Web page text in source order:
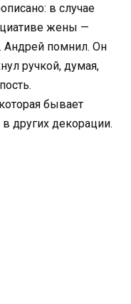
в случае
жены —
Андрей помнил. Он
ручкой, думая,
бывает
других декорации.